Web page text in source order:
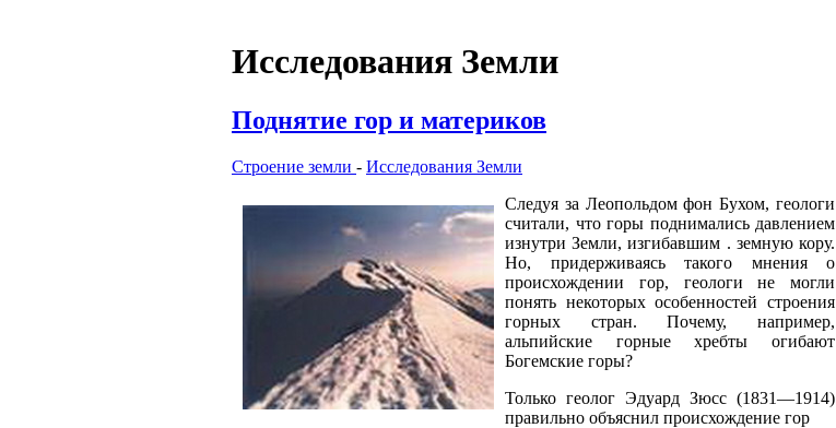
Исследования Земли
Поднятие гор и материков
Строение земли - Исследования Земли
Следуя за Леопольдом фон Бухом, геологи
считали, что горы поднимались давлением
изнутри Земли, изгибавшим . земную кору.
Но, придерживаясь такого мнения о
происхождении гор, геологи не могли
понять некоторых особенностей строения
горных стран. Почему, например,
альпийские горные хребты огибают
Богемские горы?
Только геолог Эдуард Зюсс (1831—1914)
правильно объяснил происхождение гор